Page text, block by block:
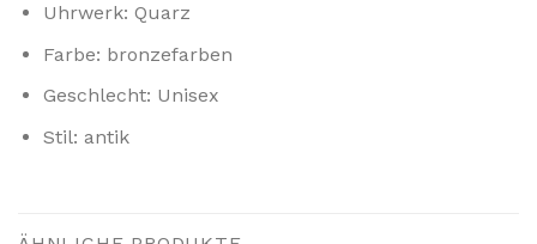
Uhrwerk: Quarz
Farbe: bronzefarben
Geschlecht: Unisex
Stil: antik